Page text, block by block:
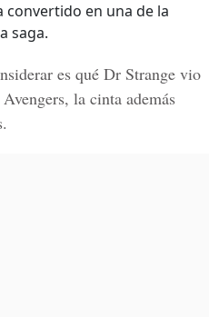
convertido en una de la
saga.
es qué Dr Strange vio
la cinta además